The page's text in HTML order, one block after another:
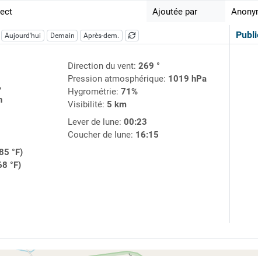
Ajoutée par
Aujourd'hui Demain Après-dem.
Direction du vent: 269 °
Pression atmosphérique: 1019 hPa
Hygrométrie: 71%
Visibilité: 5 km
Lever de lune: 00:23
Coucher de lune: 16:15
°F)
°F)